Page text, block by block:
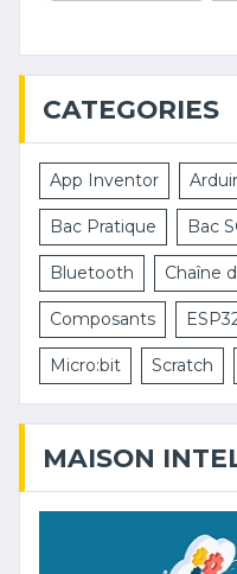
CATEGORIES
App Inventor
Bac Pratique Bac
Bluetooth Chaîne
Composants
Micro:bit Scratch
MAISON